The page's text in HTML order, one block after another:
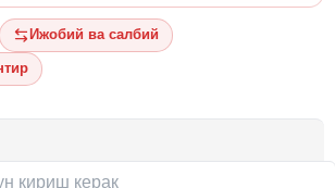
Ижобий ва салбий